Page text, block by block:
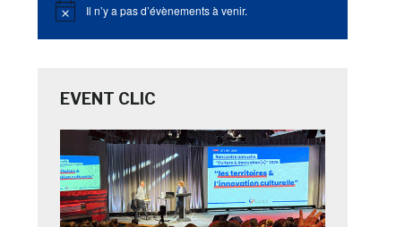
Notice Il n’y a pas d’évènements à venir.
EVENT CLIC